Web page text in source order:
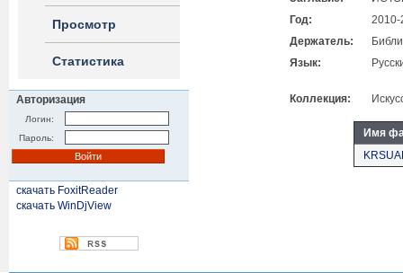
Просмотр
Статистика
Авторизация
Логин:
Пароль:
скачать FoxitReader
скачать WinDjView
Год:
2010-
Держатель:
Язык:
Коллекция:
Имя